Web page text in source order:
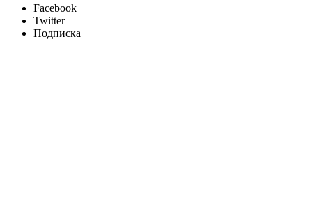
Facebook
Twitter
Подписка